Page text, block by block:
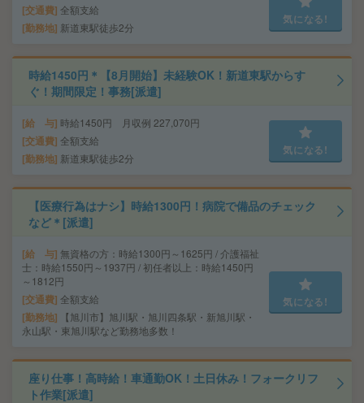
交通費 全額支給
勤務地 新道東駅徒歩2分
気になる!
時給1450円＊【8月開始】未経験OK！新道東駅からす
ぐ！期間限定！事務[派遣]
給 与 時給1450円 月収例 227,070円
交通費 全額支給
勤務地 新道東駅徒歩2分
気になる!
【医療行為はナシ】時給1300円！病院で備品のチェック
など＊[派遣]
給 与 無資格の方：時給1300円～1625円 / 介護福祉
士：時給1550円～1937円 / 初任者以上：時給1450円
～1812円
交通費 全額支給
勤務地
【旭川市】旭川駅・旭川四条駅・新旭川駅・
永山駅・東旭川駅など勤務地多数！
気になる!
座り仕事！高時給！車通勤OK！土日休み！フォークリフ
ト作業[派遣]